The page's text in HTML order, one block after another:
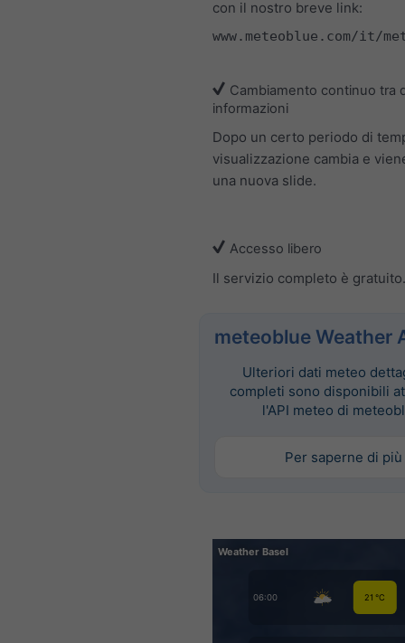
con il nostro breve link:
www.meteoblue.com/it/
Cambiamento continuo tra
informazioni
Dopo un certo periodo di
visualizzazione cambia e
una nuova slide.
Accesso libero
Il servizio completo è gratuito.
meteoblue Weather
Ulteriori dati meteo
completi sono disponibili
l'API meteo di
Per saperne di più